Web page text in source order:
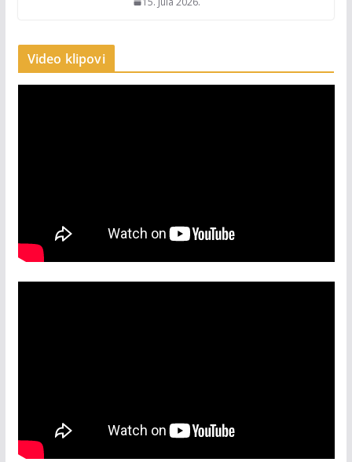
Video klipovi